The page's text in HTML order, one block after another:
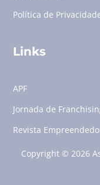
Política de
Links
APF
Jornada de
Revista
Copyright © 2026